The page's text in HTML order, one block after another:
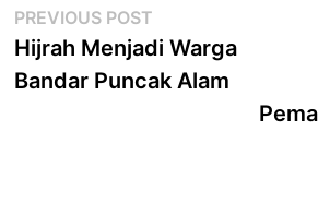
Post
navigation
PREVIOUS POST
post:
Hijrah Menjadi Warga
Bandar Puncak Alam